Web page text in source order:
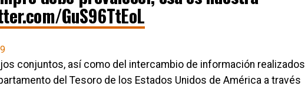
GuS96TtEoL
conjuntos, así como del intercambio de información realizados
del Tesoro de los Estados Unidos de América a través